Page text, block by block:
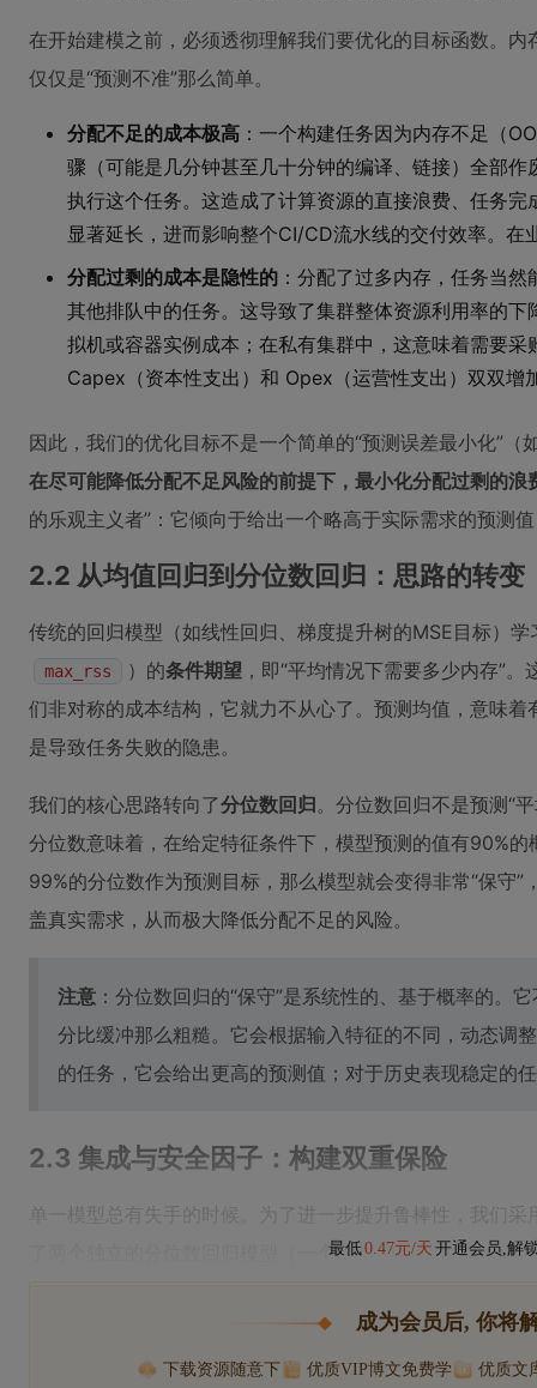
在开始建模之前，必须透彻理解我们要优化的目标函数。内
仅仅是“预测不准”那么简单。
分配不足的成本极高 ：一个构建任务因为内存不足（
骤（可能是几分钟甚至几十分钟的编译、链接）全部
执行这个任务。这造成了计算资源的直接浪费、任务
显著延长，进而影响整个CI/CD流水线的交付效率。
分配过剩的成本是隐性的 ：分配了过多内存，任务当
其他排队中的任务。这导致了集群整体资源利用率的
拟机或容器实例成本；在私有集群中，这意味着需要
Capex（资本性支出）和 Opex（运营性支出）双双增
因此，我们的优化目标不是一个简单的“预测误差最小化”
在尽可能降低分配不足风险的前提下，最小化分配过剩的浪
的乐观主义者”：它倾向于给出一个略高于实际需求的预测
2.2 从均值回归到分位数回归：思路的转变
传统的回归模型（如线性回归、梯度提升树的MSE目标）
max_rss ）的条件期望 ，即“平均情况下需要多少内存”
们非对称的成本结构，它就力不从心了。预测均值，意味
是导致任务失败的隐患。
我们的核心思路转向了分位数回归。分位数回归不是预测“
分位数意味着，在给定特征条件下，模型预测的值有90%
99%的分位数作为预测目标，那么模型就会变得非常“保守
盖真实需求，从而极大降低分配不足的风险。
注意 ：分位数回归的“保守”是系统性的、基于概率的。
分比缓冲那么粗糙。它会根据输入特征的不同，动态调
的任务，它会给出更高的预测值；对于历史表现稳定的
2.3 集成与安全因子：构建双重保险
单一模型总有失手的时候。为了进一步提升鲁棒性，我们
了两个独立的分位数回归模型（一个L最低0.47元/天 开通会员,解
成为会员后, 你将
下载资源随意下 优质VIP博文免费学 优质文